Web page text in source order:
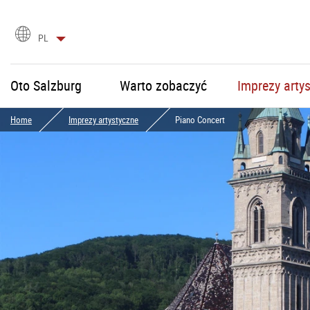
Wybór
języka
PL
Oto Salzburg Warto zobaczyć Imprezy
Home Imprezy artystyczne Piano Concert